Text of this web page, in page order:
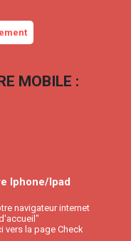
MOBILE :
Iphone/Ipad
navigateur internet
vers la page Check